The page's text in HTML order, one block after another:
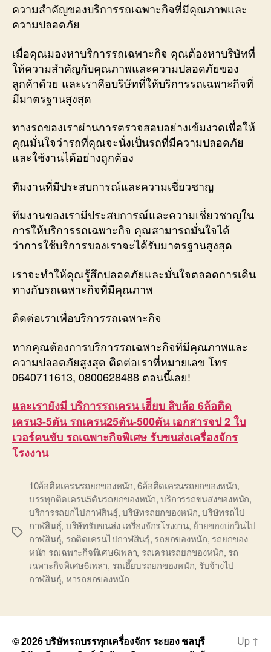
ความสำคัญของบริการรถเฉพาะกิจที่มีคุณภาพและ
ความปลอดภัย
เมื่อคุณมองหาบริการรถเฉพาะกิจ คุณต้องหาบริษัทที่
ให้ความสำคัญกับคุณภาพและความปลอดภัยของ
ลูกค้าด้วย และเราคือบริษัทที่ให้บริการรถเฉพาะกิจที่
มีมาตรฐานสูงสุด
ทางรถของเราผ่านการตรวจสอบอย่างเข้มงวดเพื่อให้
คุณมั่นใจว่ารถที่คุณจะนั่งเป็นรถที่มีความปลอดภัย
และใช้งานได้อย่างถูกต้อง
ทีมงานที่มีประสบการณ์และความเชี่ยวชาญ
ทีมงานของเรามีประสบการณ์และความเชี่ยวชาญใน
การให้บริการรถเฉพาะกิจ คุณสามารถมั่นใจได้
ว่าการใช้บริการของเราจะได้รับมาตรฐานสูงสุด
เราจะทำให้คุณรู้สึกปลอดภัยและมั่นใจตลอดการเดิน
ทางกับรถเฉพาะกิจที่มีคุณภาพ
ติดต่อเราเพื่อบริการรถเฉพาะกิจ
หากคุณต้องการบริการรถเฉพาะกิจที่มีคุณภาพและ
ความปลอดภัยสูงสุด ติดต่อเราที่หมายเลข โทร
0640711613, 0800628488 ตอนนี้เลย!
และเรายังมี บริการรถเครน เฮีียบ สิบล้อ 6ล้อติด
เครน3-5ตัน รถเครน25ตัน-500ตัน เอกสารจป 2 ใบ
เวอร์คนขับ รถเฉพาะกิจพิเศษ รับขนส่งเครื่องจักร
โรงงาน
Tags
10ล้อติดเครนรถยกของหนัก,6ล้อติดเครนรถยกของหนัก,
บรรทุกติดเครน5ตันรถยกของหนัก,บริการรถขนสงของหนัก,
บริการรถยกไปกาฬสินธุ์,บริษัทรถยกของหนัก,บริษัทรถไป
กาฬสินธุ์, บริษัทรับขนส่ง เครื่องจักรโรงงาน, ย้ายของบ่อวินไป
กาฬสินธุ์, รถติดเครนไปกาฬสินธุ์, รถยกของหนัก, รถยกของ
หนัก รถเฉพาะกิจพิเศษ6เพลา, รถเครนรถยกของหนัก, รถ
เฉพาะกิจพิเศษ6เพลา, รถเฮี๊ยบรถยกของหนัก, รับจ้างไป
กาฬสินธุ์, หารถยกของหนัก
© 2026บริษัทรถบรรทุกเครื่องจักร ระยอง ชลบุรี
Up ↑